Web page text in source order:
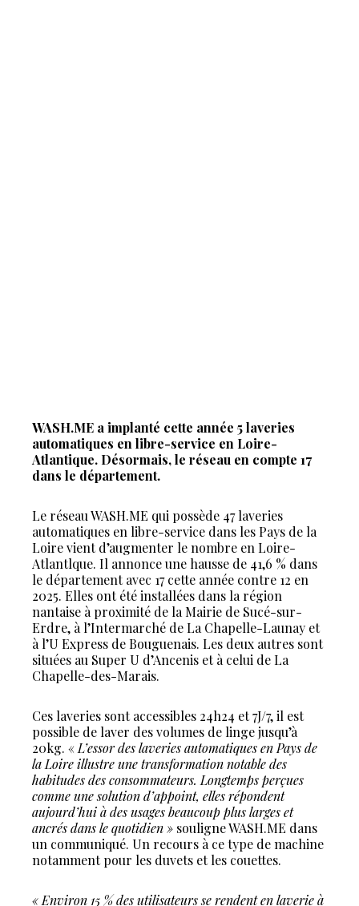
WASH.ME a implanté cette année 5 laveries
automatiques en libre-service en Loire-
Atlantique. Désormais, le réseau en compte 17
dans le département.
Le réseau WASH.ME qui possède 47 laveries
automatiques en libre-service dans les Pays de la
Loire vient d’augmenter le nombre en Loire-
Atlantlque. Il annonce une hausse de 41,6 % dans
le département avec 17 cette année contre 12 en
2025. Elles ont été installées dans la région
nantaise à proximité de la Mairie de Sucé-sur-
Erdre, à l’Intermarché de La Chapelle-Launay et
à l’U Express de Bouguenais. Les deux autres sont
situées au Super U d’Ancenis et à celui de La
Chapelle-des-Marais.
Ces laveries sont accessibles 24h24 et 7J/7, il est
possible de laver des volumes de linge jusqu’à
20kg. « L’essor des laveries automatiques en Pays de
la Loire illustre une transformation notable des
habitudes des consommateurs. Longtemps perçues
comme une solution d’appoint, elles répondent
aujourd’hui à des usages beaucoup plus larges et
ancrés dans le quotidien » souligne WASH.ME dans
un communiqué. Un recours à ce type de machine
notamment pour les duvets et les couettes.
« Environ 15 % des utilisateurs se rendent en laverie à